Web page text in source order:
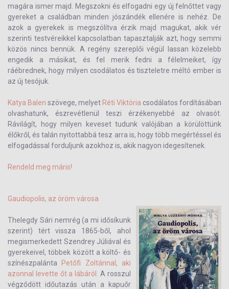
magára ismer majd. Megszokni és elfogadni egy új felnőttet vagy
gyereket a családban minden jószándék ellenére is nehéz. De
azok a gyerekek is megszólítva érzik majd magukat, akik vér
szerinti testvéreikkel kapcsolatban tapasztalják azt, hogy semmi
közös nincs bennük. A regény szereplői végül lassan közelebb
engedik a másikat, és fel merik fedni a félelmeiket, így
ráébrednek, hogy milyen csodálatos és tiszteletre méltó ember is
az új tesójuk.
Katya Balen szövege, melyet Réti Viktória csodálatos fordításában
olvashatunk, észrevétlenül teszi érzékenyebbé az olvasót.
Rávilágít, hogy milyen keveset tudunk valójában a körülöttünk
élőkről, és talán nyitottabbá tesz arra is, hogy több megértéssel és
elfogadással forduljunk azokhoz is, akik nagyon idegesítenek.
Rendeld meg máris!
Gaudiopolis, az öröm városa
Thelegdy Sári nemrég (a mi idősíkunk
szerint) tért vissza 1865-ből, ahol
megismerkedett Szendrey Júliával és
gyerekeivel, többek között a költő- és
színészpalánta
Petőfi Zoltánnal, aki
azonnal levette őt a lábáról.
A rosszul
végződött időutazás után a kapuőr